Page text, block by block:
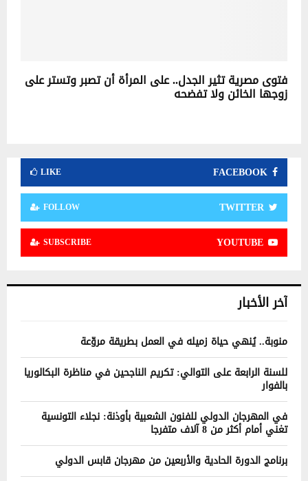
فتوى مصرية تثير الجدل.. على المرأة أن تصبر وتستر على
زوجها الخائن ولا تفضحه
FACEBOOK
LIKE
TWITTER
FOLLOW
YOUTUBE
SUBSCRIBE
آخر الأخبار
منوبة.. يُنهي حياة زميله في العمل بطريقة مروّعة
للسنة الرابعة على التوالي: تكريم الناجحين في مناظرة البكالوريا
بالفوار
في المهرجان الدولي للفنون الشعبية بأوذنة: نجلاء التونسية
تغني أمام أكثر من 8 آلاف متفرجا
برنامج الدورة الحادية والأربعين من مهرجان قابس الدولي